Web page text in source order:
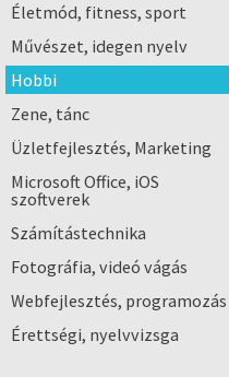
Életmód, fitness, sport
Művészet, idegen nyelv
Hobbi
Zene, tánc
Üzletfejlesztés, Marketing
Microsoft Office, iOS
szoftverek
Számítástechnika
Fotográfia, videó vágás
Webfejlesztés, programozás
Érettségi, nyelvvizsga